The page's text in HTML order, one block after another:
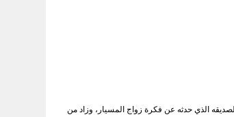
لصديقه الذي حدثه عن فكرة زواج المسيار، وزاد من